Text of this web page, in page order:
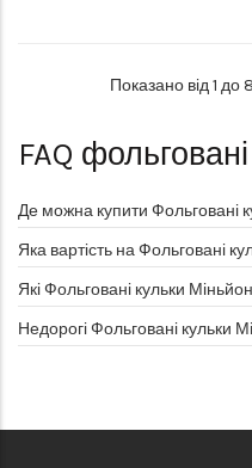
Показано від 1 до
FAQ
Де можна купити Фольговані
Яка вартість на Фольговані
Які Фольговані кульки
Недорогі Фольговані кульки